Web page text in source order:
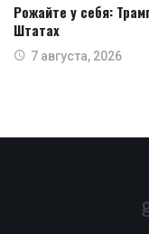
Рожайте у себя:
Штатах
7 августа, 2026